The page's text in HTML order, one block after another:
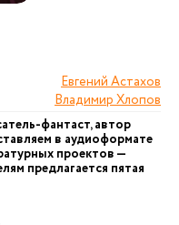
Евгений Астахов
Владимир Хлопов
фантаст, автор
в аудиоформате
проектов —
предлагается пятая